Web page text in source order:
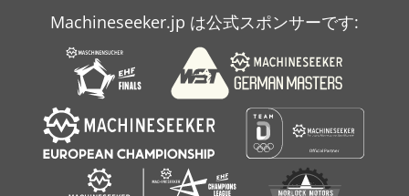
Amada Vipros 368
Machineseeker.jp は公式スポンサーです: